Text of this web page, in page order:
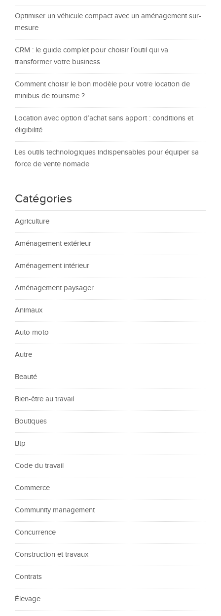
Optimiser un véhicule compact avec un aménagement sur-
mesure
CRM : le guide complet pour choisir l’outil qui va
transformer votre business
Comment choisir le bon modèle pour votre location de
minibus de tourisme ?
Location avec option d’achat sans apport : conditions et
éligibilité
Les outils technologiques indispensables pour équiper sa
force de vente nomade
Catégories
Agriculture
Aménagement extérieur
Aménagement intérieur
Aménagement paysager
Animaux
Auto moto
Autre
Beauté
Bien-être au travail
Boutiques
Btp
Code du travail
Commerce
Community management
Concurrence
Construction et travaux
Contrats
Élevage